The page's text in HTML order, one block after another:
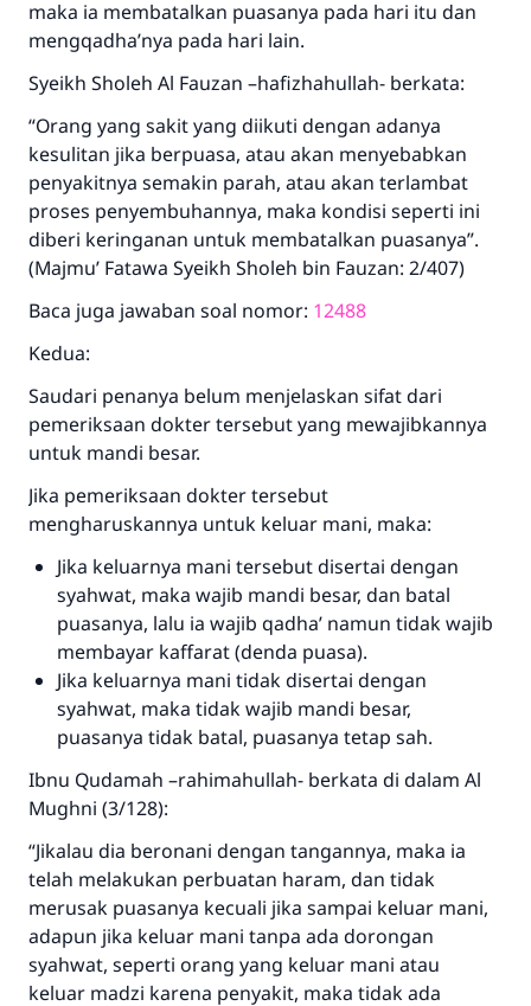
maka ia membatalkan puasanya pada hari itu dan
mengqadha’nya pada hari lain.
Syeikh Sholeh Al Fauzan –hafizhahullah- berkata:
“Orang yang sakit yang diikuti dengan adanya
kesulitan jika berpuasa, atau akan menyebabkan
penyakitnya semakin parah, atau akan terlambat
proses penyembuhannya, maka kondisi seperti ini
diberi keringanan untuk membatalkan puasanya”.
(Majmu’ Fatawa Syeikh Sholeh bin Fauzan: 2/407)
Baca juga jawaban soal nomor: 12488
Kedua:
Saudari penanya belum menjelaskan sifat dari
pemeriksaan dokter tersebut yang mewajibkannya
untuk mandi besar.
Jika pemeriksaan dokter tersebut
mengharuskannya untuk keluar mani, maka:
Jika keluarnya mani tersebut disertai dengan
syahwat, maka wajib mandi besar, dan batal
puasanya, lalu ia wajib qadha’ namun tidak wajib
membayar kaffarat (denda puasa).
Jika keluarnya mani tidak disertai dengan
syahwat, maka tidak wajib mandi besar,
puasanya tidak batal, puasanya tetap sah.
Ibnu Qudamah –rahimahullah- berkata di dalam Al
Mughni (3/128):
“Jikalau dia beronani dengan tangannya, maka ia
telah melakukan perbuatan haram, dan tidak
merusak puasanya kecuali jika sampai keluar mani,
adapun jika keluar mani tanpa ada dorongan
syahwat, seperti orang yang keluar mani atau
keluar madzi karena penyakit, maka tidak ada
Jawaban no. 110845
menyelamatkan pernikahan.
Bantu kami dalam memberikan jawaban untuk umat
"Siapa yang menunjukkan suatu kebaikan,
meka dia akan mendapatkan pahala yang
sama dengan orang yang melakukannya"
MUSLIM, 1893
Saham